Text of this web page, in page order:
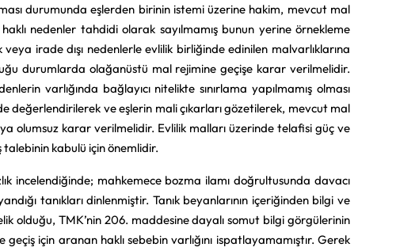
durumunda eşlerden birinin istemi üzerine hakim, mevcut mal
nedenler tahdidi olarak sayılmamış bunun yerine örnekleme
irade dışı nedenlerle evlilik birliğinde edinilen malvarlıklarına
durumlarda olağanüstü mal rejimine geçişe karar verilmelidir.
varlığında bağlayıcı nitelikte sınırlama yapılmamış olması
değerlendirilerek ve eşlerin mali çıkarları gözetilerek, mevcut mal
olumsuz karar verilmelidir. Evlilik malları üzerinde telafisi güç ve
talebinin kabulü için önemlidir.
incelendiğinde; mahkemece bozma ilamı doğrultusunda davacı
tanıkları dinlenmiştir. Tanık beyanlarının içeriğinden bilgi ve
olduğu, TMK’nin 206. maddesine dayalı somut bilgi görgülerinin
için aranan haklı sebebin varlığını ispatlayamamıştır. Gerek